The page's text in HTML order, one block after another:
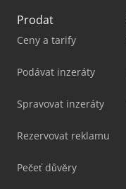
Prodat
Ceny a tarify
Podávat inzeráty
Spravovat inzeráty
Rezervovat reklamu
Pečeť důvěry